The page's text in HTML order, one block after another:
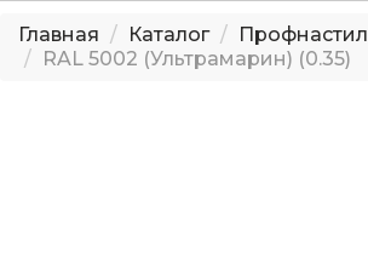
Главная Каталог Профнастил
RAL 5002 (Ультрамарин) (0.35)